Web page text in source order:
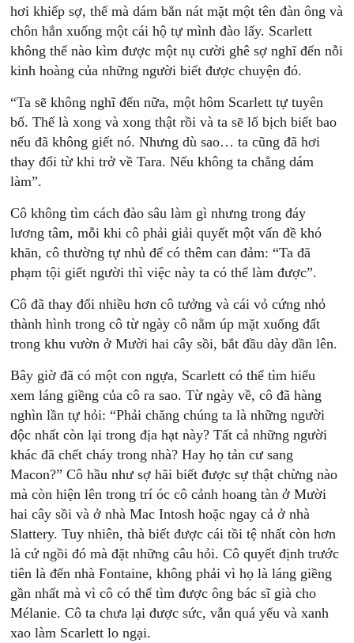
hơi khiếp sợ, thế mà dám bắn nát mặt một tên đàn ông và
chôn hắn xuống một cái hộ tự mình đào lấy. Scarlett
không thể nào kìm được một nụ cười ghê sợ nghĩ đến nỗi
kinh hoàng của những người biết được chuyện đó.
“Ta sẽ không nghĩ đến nữa, một hôm Scarlett tự tuyên
bố. Thế là xong và xong thật rồi và ta sẽ lố bịch biết bao
nếu đã không giết nó. Nhưng dù sao… ta cũng đã hơi
thay đổi từ khi trở về Tara. Nếu không ta chẳng dám
làm”.
Cô không tìm cách đào sâu làm gì nhưng trong đáy
lương tâm, mỗi khi cô phải giải quyết một vấn đề khó
khăn, cô thường tự nhủ để có thêm can đảm: “Ta đã
phạm tội giết người thì việc này ta có thể làm được”.
Cô đã thay đổi nhiều hơn cô tưởng và cái vỏ cứng nhỏ
thành hình trong cô từ ngày cô nằm úp mặt xuống đất
trong khu vườn ở Mười hai cây sồi, bắt đầu dày dần lên.
Bây giờ đã có một con ngựa, Scarlett có thể tìm hiểu
xem láng giềng của cô ra sao. Từ ngày về, cô đã hàng
nghìn lần tự hỏi: “Phải chăng chúng ta là những người
độc nhất còn lại trong địa hạt này? Tất cả những người
khác đã chết cháy trong nhà? Hay họ tản cư sang
Macon?” Cô hầu như sợ hãi biết được sự thật chừng nào
mà còn hiện lên trong trí óc cô cảnh hoang tàn ở Mười
hai cây sồi và ở nhà Mac Intosh hoặc ngay cả ở nhà
Slattery. Tuy nhiên, thà biết được cái tồi tệ nhất còn hơn
là cứ ngồi đó mà đặt những câu hỏi. Cô quyết định trước
tiên là đến nhà Fontaine, không phải vì họ là láng giềng
gần nhất mà vì cô có thể tìm được ông bác sĩ già cho
Mélanie. Cô ta chưa lại được sức, vẫn quá yếu và xanh
xao làm Scarlett lo ngại.